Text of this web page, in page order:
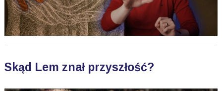
Skąd Lem znał przyszłość?
REGULAMIN
KONTAKT